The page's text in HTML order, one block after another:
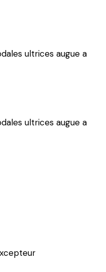
ultrices augue a
ultrices augue a